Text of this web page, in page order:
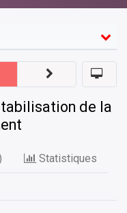
de la
Statistiques